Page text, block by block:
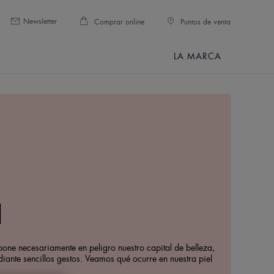
LA MARCA
Newsletter Comprar online Puntos de venta
necesariamente en peligro nuestro capital de belleza,
sencillos gestos. Veamos qué ocurre en nuestra piel